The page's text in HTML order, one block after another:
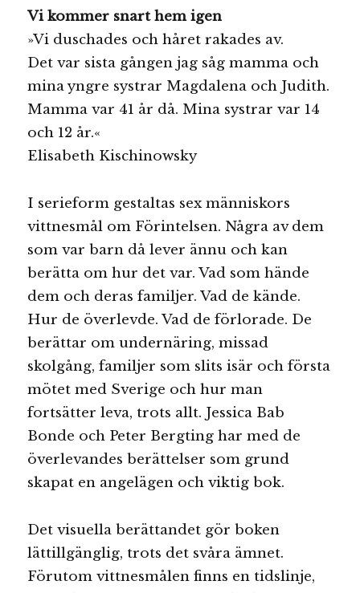
Vi kommer snart hem igen
»Vi duschades och håret rakades av.
Det var sista gången jag såg mamma och
mina yngre systrar Magdalena och Judith.
Mamma var 41 år då. Mina systrar var 14
och 12 år.«
Elisabeth Kischinowsky
I serieform gestaltas sex människors
vittnesmål om Förintelsen. Några av dem
som var barn då lever ännu och kan
berätta om hur det var. Vad som hände
dem och deras familjer. Vad de kände.
Hur de överlevde. Vad de förlorade. De
berättar om undernäring, missad
skolgång, familjer som slits isär och första
mötet med Sverige och hur man
fortsätter leva, trots allt. Jessica Bab
Bonde och Peter Bergting har med de
överlevandes berättelser som grund
skapat en angelägen och viktig bok.
Det visuella berättandet gör boken
lättillgänglig, trots det svåra ämnet.
Förutom vittnesmålen finns en tidslinje,